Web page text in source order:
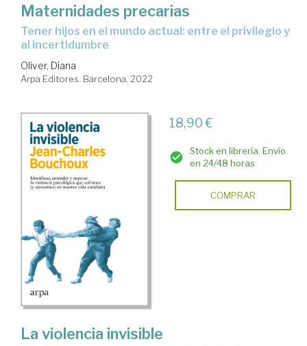
Maternidades precarias
Tener hijos en el mundo actual: entre el privilegio y
al incertidumbre
Oliver, Diana
Arpa Editores. Barcelona, 2022
18,90 €
Stock en librería. Envío
en 24/48 horas
COMPRAR
La violencia invisible